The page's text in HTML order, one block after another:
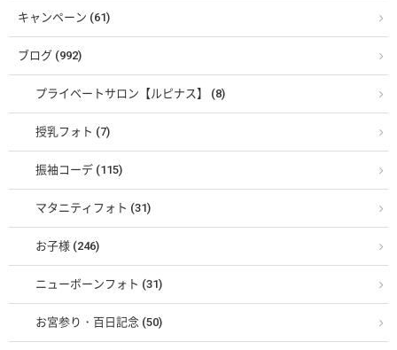
キャンペーン (61)
ブログ (992)
プライベートサロン【ルピナス】 (8)
授乳フォト (7)
振袖コーデ (115)
マタニティフォト (31)
お子様 (246)
ニューボーンフォト (31)
お宮参り・百日記念 (50)